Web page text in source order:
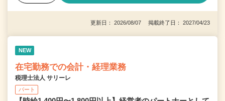
更新日： 2026/08/07 掲載終了日： 2027/04/23
NEW
在宅勤務での会計・経理業務
税理士法人 サリーレ
パート